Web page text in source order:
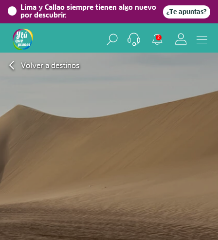
Lima y Callao siempre tienen algo nuevo
por descubrir.
¿Te apuntas?
2
Volver a destinos